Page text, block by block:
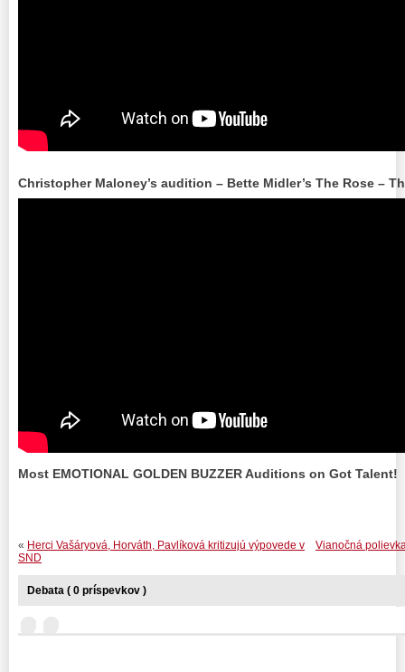
Christopher Maloney’s audition – Bette Midler’s The Rose –
Most EMOTIONAL GOLDEN BUZZER Auditions on Got Talent!
Vianočná
« Herci Vašáryová, Horváth, Pavlíková kritizujú výpovede v
SND
Debata ( 0 príspevkov )